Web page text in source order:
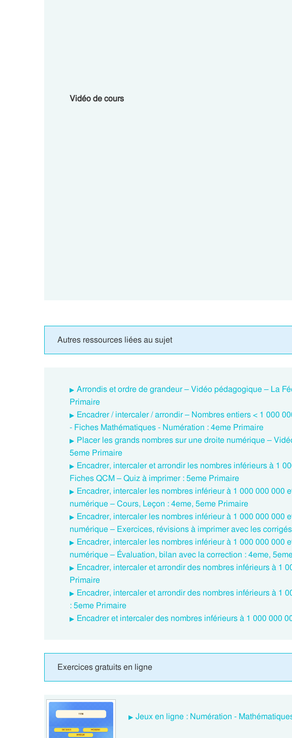
Vidéo de cours
Autres ressources liées au sujet
Arrondis et ordre de grandeur – Vidéo pédagogique – La
Primaire
Encadrer / intercaler / arrondir – Nombres entiers < 1 000
- Fiches Mathématiques - Numération : 4eme Primaire
Placer les grands nombres sur une droite numérique –
5eme Primaire
Encadrer, intercaler et arrondir les nombres inférieurs à 1
Fiches QCM – Quiz à imprimer : 5eme Primaire
Encadrer, intercaler les nombres inférieur à 1 000 000 000
numérique – Cours, Leçon : 4eme, 5eme Primaire
Encadrer, intercaler les nombres inférieur à 1 000 000 000
numérique – Exercices, révisions à imprimer avec les
Encadrer, intercaler les nombres inférieur à 1 000 000 000
numérique – Évaluation, bilan avec la correction : 4eme,
Encadrer, intercaler et arrondir des nombres inférieurs à 1
Primaire
Encadrer, intercaler et arrondir des nombres inférieurs à 1
: 5eme Primaire
Encadrer et intercaler des nombres inférieurs à 1 000 000
Exercices gratuits en ligne
Jeux en ligne : Numération -